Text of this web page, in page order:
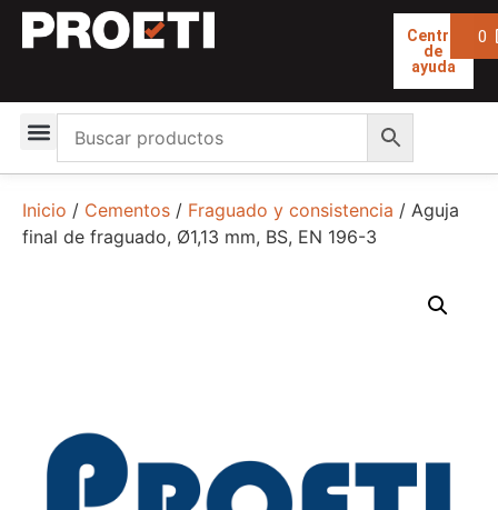
Centro
de
ayuda
0
Inicio / Cementos / Fraguado y consistencia / Aguja
final de fraguado, Ø1,13 mm, BS, EN 196-3